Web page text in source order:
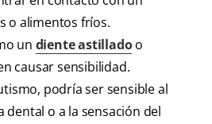
o alimentos fríos.
un diente astilladoo
causar sensibilidad.
podría ser sensible al
dental o a la sensación del